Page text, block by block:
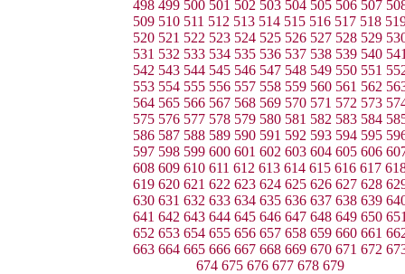
498 499 500 501 502 503 504 505 506 507
509 510 511 512 513 514 515 516 517 518
520 521 522 523 524 525 526 527 528 529
531 532 533 534 535 536 537 538 539 540
542 543 544 545 546 547 548 549 550 551
553 554 555 556 557 558 559 560 561 562
564 565 566 567 568 569 570 571 572 573
575 576 577 578 579 580 581 582 583 584
586 587 588 589 590 591 592 593 594 595
597 598 599 600 601 602 603 604 605 606
608 609 610 611 612 613 614 615 616 617
619 620 621 622 623 624 625 626 627 628
630 631 632 633 634 635 636 637 638 639
641 642 643 644 645 646 647 648 649 650
652 653 654 655 656 657 658 659 660 661
663 664 665 666 667 668 669 670 671 672
674 675 676 677 678 679